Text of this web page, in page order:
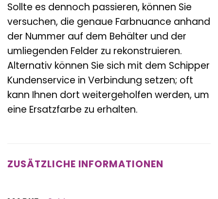
Sollte es dennoch passieren, können Sie
versuchen, die genaue Farbnuance anhand
der Nummer auf dem Behälter und der
umliegenden Felder zu rekonstruieren.
Alternativ können Sie sich mit dem Schipper
Kundenservice in Verbindung setzen; oft
kann Ihnen dort weitergeholfen werden, um
eine Ersatzfarbe zu erhalten.
ZUSÄTZLICHE INFORMATIONEN